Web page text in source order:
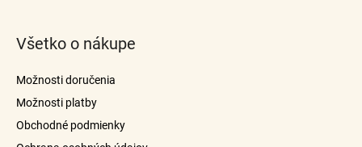
Všetko o nákupe
Možnosti doručenia
Možnosti platby
Obchodné podmienky